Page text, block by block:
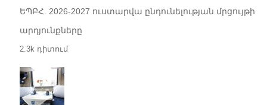
ԵՊԲՀ. 2026-2027 ուստարվա ընդունելության մրցույթի
արդյունքները
2.3k դիտում